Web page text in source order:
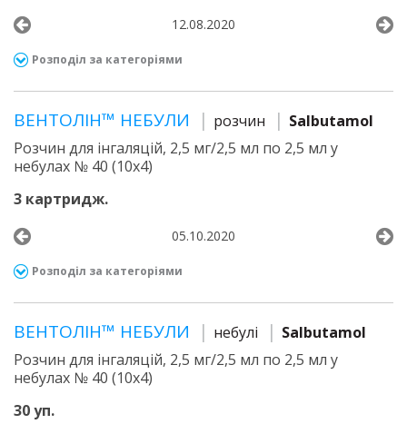
12.08.2020
Розподіл за категоріями
ВЕНТОЛІН™ НЕБУЛИ розчин
Salbutamol
Розчин для інгаляцій, 2,5 мг/2,5 мл по 2,5 мл у
небулах № 40 (10х4)
3 картридж.
05.10.2020
Розподіл за категоріями
ВЕНТОЛІН™ НЕБУЛИ небулі
Salbutamol
Розчин для інгаляцій, 2,5 мг/2,5 мл по 2,5 мл у
небулах № 40 (10х4)
30 уп.